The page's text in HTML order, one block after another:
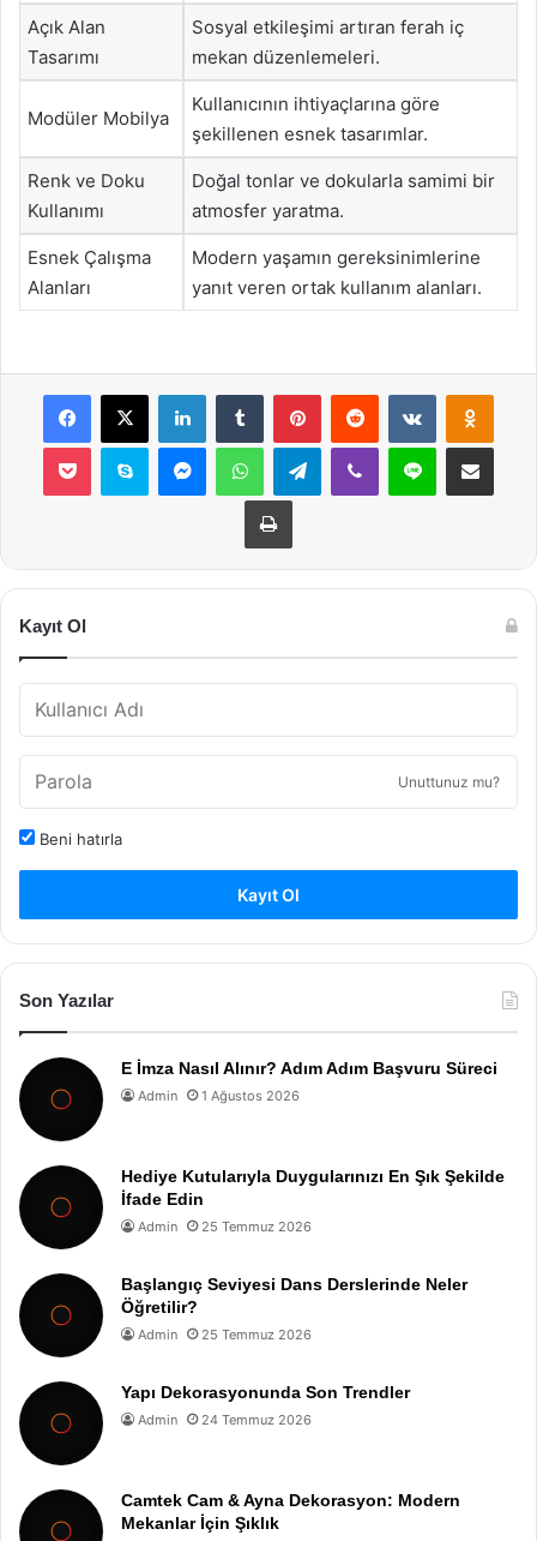
Açık Alan
Tasarımı
Sosyal etkileşimi artıran ferah iç
mekan düzenlemeleri.
Modüler Mobilya
Kullanıcının ihtiyaçlarına göre
şekillenen esnek tasarımlar.
Renk ve Doku
Kullanımı
Doğal tonlar ve dokularla samimi bir
atmosfer yaratma.
Esnek Çalışma
Alanları
Modern yaşamın gereksinimlerine
yanıt veren ortak kullanım alanları.
Facebook
X LinkedInTumblr PinterestReddit VKontakte
Pocket Skype MessengerWhatsAppTelegramViber Line E-Posta ile
Yazdır
Kayıt Ol
Unuttunuz mu?
Beni hatırla
Kayıt Ol
Son Yazılar
E İmza Nasıl Alınır? Adım Adım Başvuru Süreci
Admin 1 Ağustos 2026
Hediye Kutularıyla Duygularınızı En Şık Şekilde
İfade Edin
Admin 25 Temmuz 2026
Başlangıç Seviyesi Dans Derslerinde Neler
Öğretilir?
Admin 25 Temmuz 2026
Yapı Dekorasyonunda Son Trendler
Admin 24 Temmuz 2026
Camtek Cam & Ayna Dekorasyon: Modern
Mekanlar İçin Şıklık